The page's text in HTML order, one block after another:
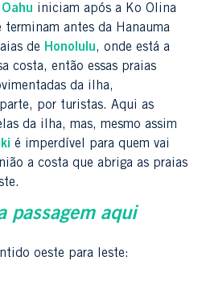
Oahu iniciam após a Ko Olina
terminam antes da Hanauma
de Honolulu, onde está a
costa, então essas praias
da ilha,
por turistas. Aqui as
da ilha, mas, mesmo assim
é imperdível para quem vai
a costa que abriga as praias
passagem aqui
oeste para leste: